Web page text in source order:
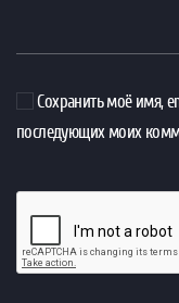
Сохранить моё имя,
последующих моих